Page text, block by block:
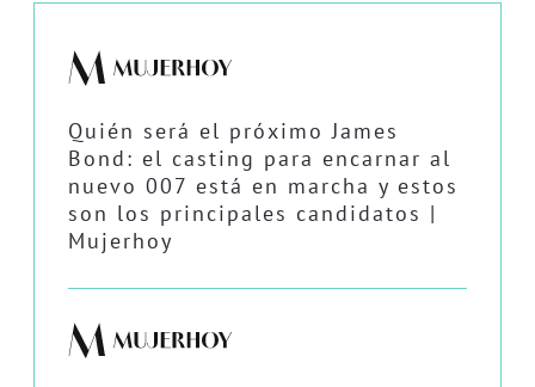
Quién será el próximo James
Bond: el casting para encarnar al
nuevo 007 está en marcha y estos
son los principales candidatos |
Mujerhoy